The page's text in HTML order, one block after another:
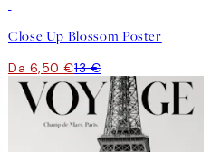
Close Up Blossom Poster
Da 6,50 €13 €